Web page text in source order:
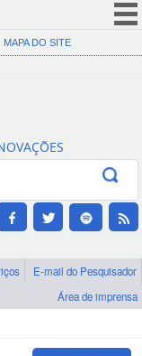
(COVID-19)
Canais
MAPA DO SITE
E-mail do Pesquisador
Área de imprensa